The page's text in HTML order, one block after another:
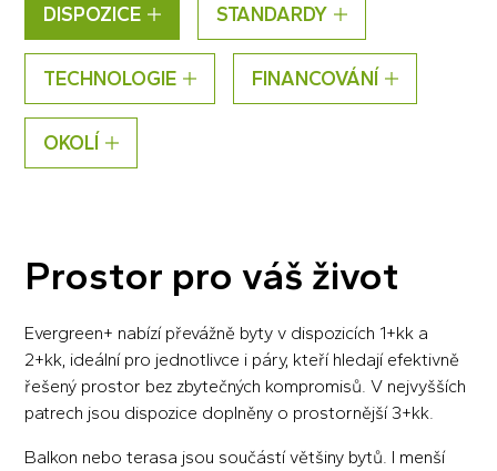
DISPOZICE STANDARDY
TECHNOLOGIE FINANCOVÁNÍ
OKOLÍ
Prostor pro váš život
Evergreen+ nabízí převážně byty v dispozicích 1+kk a
2+kk, ideální pro jednotlivce i páry, kteří hledají efektivně
řešený prostor bez zbytečných kompromisů. V nejvyšších
patrech jsou dispozice doplněny o prostornější 3+kk.
Balkon nebo terasa jsou součástí většiny bytů. I menší